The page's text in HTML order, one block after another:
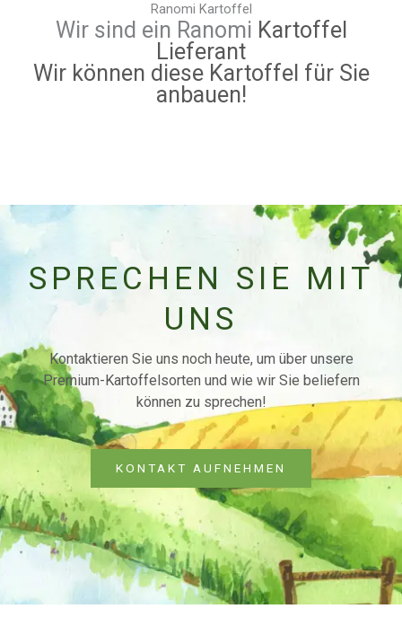
Ranomi Kartoffel
Wir sind ein Ranomi Kartoffel
Lieferant
Wir können diese Kartoffel für Sie
anbauen!
SPRECHEN SIE MIT
UNS
Kontaktieren Sie uns noch heute, um über unsere
Premium-Kartoffelsorten und wie wir Sie beliefern
können zu sprechen!
KONTAKT AUFNEHMEN